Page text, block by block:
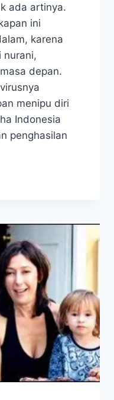
ada artinya.
ini
karena
nurani,
depan.
menipu diri
Indonesia
penghasilan